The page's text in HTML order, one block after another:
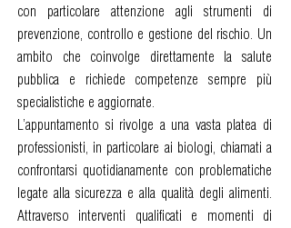
con particolare attenzione agli strumenti di
prevenzione, controllo e gestione del rischio. Un
ambito che coinvolge direttamente la salute
pubblica e richiede competenze sempre più
specialistiche e aggiornate.
L’appuntamento si rivolge a una vasta platea di
professionisti, in particolare ai biologi, chiamati a
confrontarsi quotidianamente con problematiche
legate alla sicurezza e alla qualità degli alimenti.
Attraverso interventi qualificati e momenti di